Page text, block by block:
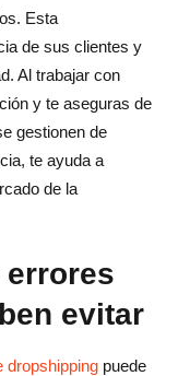
Esta
de sus clientes y
Al trabajar con
y te aseguras de
gestionen de
te ayuda a
de la
evitar
dropshipping puede